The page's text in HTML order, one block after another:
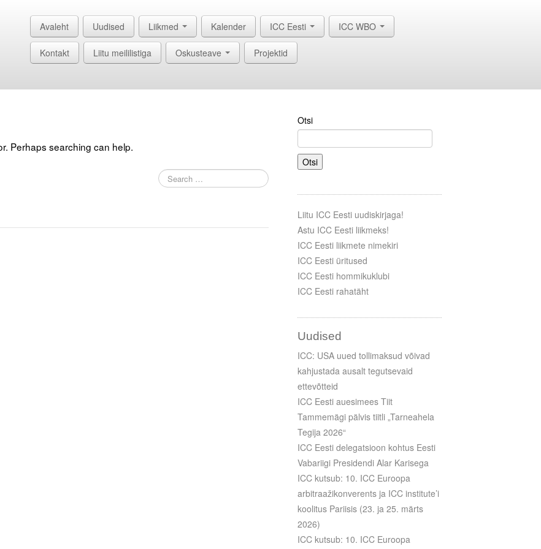
Avaleht Uudised Liikmed Kalender ICC Eesti ICC WBO
Kontakt Liitu meililistiga Oskusteave Projektid
Perhaps searching can help.
Otsi
Otsi
Liitu ICC Eesti uudiskirjaga!
Astu ICC Eesti liikmeks!
ICC Eesti liikmete nimekiri
ICC Eesti üritused
ICC Eesti hommikuklubi
ICC Eesti rahatäht
Uudised
ICC: USA uued tollimaksud võivad
kahjustada ausalt tegutsevaid
ettevõtteid
ICC Eesti auesimees Tiit
Tammemägi pälvis tiitli „Tarneahela
Tegija 2026“
ICC Eesti delegatsioon kohtus Eesti
Vabariigi Presidendi Alar Karisega
ICC kutsub: 10. ICC Euroopa
arbitraažikonverents ja ICC institute’i
koolitus Pariisis (23. ja 25. märts
2026)
ICC kutsub: 10. ICC Euroopa